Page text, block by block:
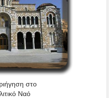
στο
Ναό